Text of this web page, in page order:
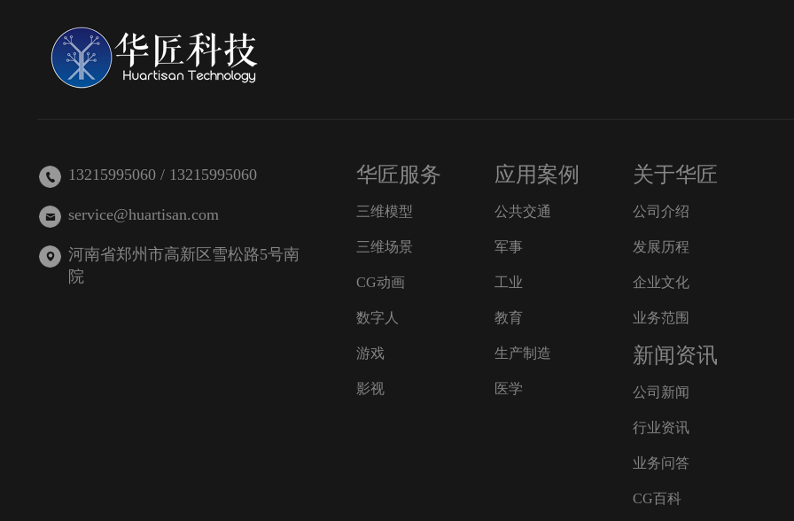
13215995060 / 13215995060
service@huartisan.com
河南省郑州市高新区雪松路5号南
院
华匠服务
三维模型
三维场景
CG动画
数字人
游戏
影视
应用案例
公共交通
军事
工业
教育
生产制造
医学
关于华匠
公司介绍
发展历程
企业文化
业务范围
新闻资讯
公司新闻
行业资讯
业务问答
CG百科